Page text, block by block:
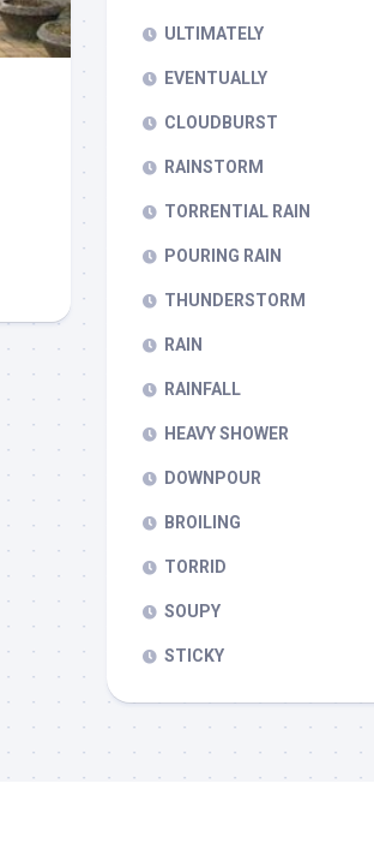
ULTIMATELY
EVENTUALLY
CLOUDBURST
RAINSTORM
TORRENTIAL RAIN
POURING RAIN
THUNDERSTORM
RAIN
RAINFALL
HEAVY SHOWER
DOWNPOUR
BROILING
TORRID
SOUPY
STICKY